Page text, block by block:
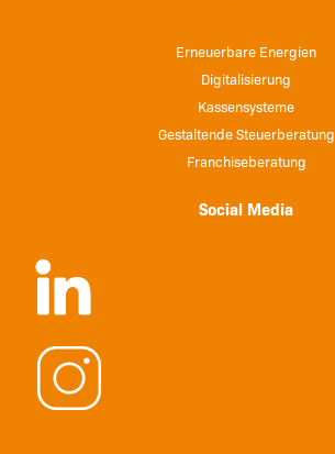
Erneuerbare Energien
Digitalisierung
Kassensysteme
Gestaltende Steuerberatung
Franchiseberatung
Social Media